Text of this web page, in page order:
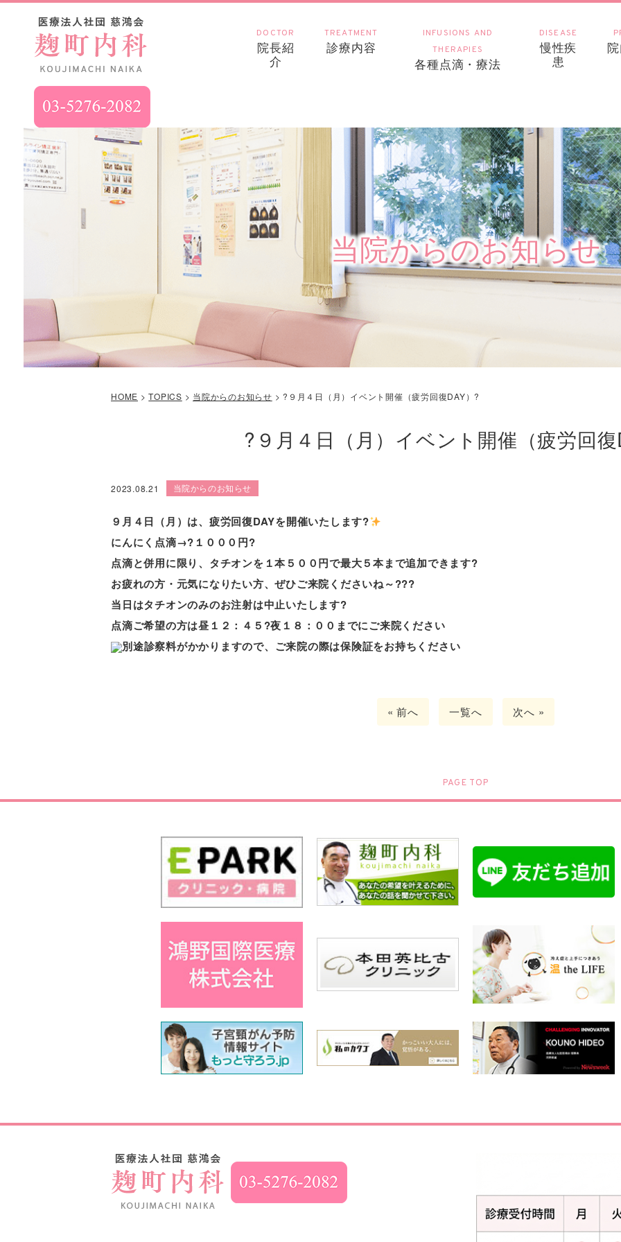
DOCTOR
院長紹
介
TREATMENT
診療内容
INFUSIONS AND
THERAPIES
各種点滴・療法
DISEASE
慢性疾
患
当院からのお知らせ
HOME >TOPICS > 当院からのお知らせ > ?９月４日（月）イベント開催（疲労回復DAY）?
?９月４日（月）イベント開催（疲労回
2023.08.21 当院からのお知らせ
９月４日（月）は、 疲労回復DAYを開催いたします?
にんにく点滴→? １０００円?
点滴と併用に限り、タチオンを１本５００円で最大５本まで追加できます?
お疲れの方・元気になりたい方、ぜひご来院くださいね～???
当日はタチオンのみのお注射は中止いたします?
点滴ご希望の方は昼１２：４５?夜 １８：００までにご来院ください
別途診察料がかかりますので、ご来院の際は保険証をお持ちください
« 前へ 一覧へ 次へ »
PAGE TOP